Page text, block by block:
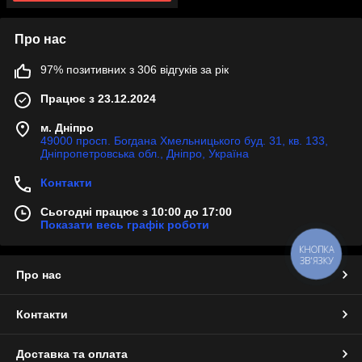
Про нас
97% позитивних з 306 відгуків за рік
Працює з 23.12.2024
м. Дніпро
49000 просп. Богдана Хмельницького буд. 31, кв. 133,
Дніпропетровська обл., Дніпро, Україна
Контакти
Сьогодні працює з 10:00 до 17:00
Показати весь графік роботи
Про нас
Контакти
Доставка та оплата
КНОПКА
ЗВ'ЯЗКУ